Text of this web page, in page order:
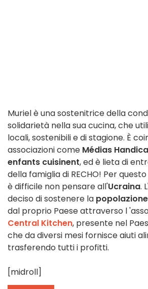
Muriel è una sostenitrice della
solidarietà nella sua cucina, che
locali, sostenibili e di stagione. È
associazioni come Médias
enfants cuisinent, ed è lieta di
della famiglia di RECHO! Per
è difficile non pensare all'Ucraina.
deciso di sostenere la
dal proprio Paeseattraverso l
Central Kitchen, presente nel
che da diversi mesi fornisce aiuti
trasferendo tutti i profitti.
[midroll]